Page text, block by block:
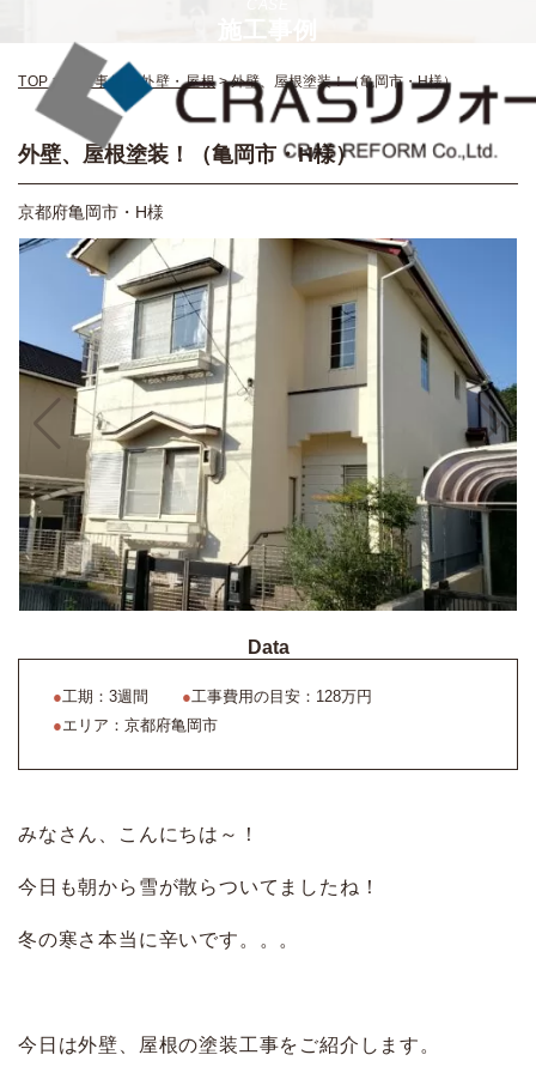
施工事例
TOP> 施工事例 >外壁・屋根>外壁、屋根塗装！（亀岡市・H様）
外壁、屋根塗装！（亀岡市・H様）
京都府亀岡市・H様
Data
●工期：3週間 ●工事費用の目安：128万円
●エリア：京都府亀岡市
みなさん、こんにちは～！
今日も朝から雪が散らついてましたね！
冬の寒さ本当に辛いです。。。
今日は外壁、屋根の塗装工事をご紹介します。